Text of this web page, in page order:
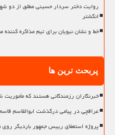
روایت دختر سردار حسینی مطلق از دو
انگشتر
خط و نشان نبویان برای تیم مذاکره کننده
پربحث ترین ها
خبرنگاران رزمندگانی هستند که
عراقچی در پیامی درگذشت ابوالقاسم
پروژه استعفای رییس جمهور باردیگر روی